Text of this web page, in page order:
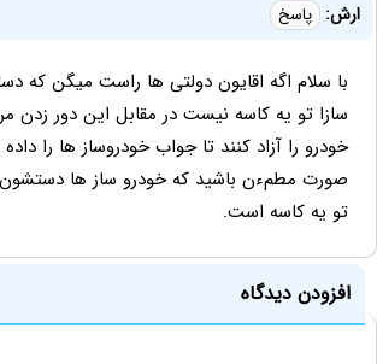
ارش: پاسخ
با سلام اگه اقایون دولتی ها راست میگن که
سازا تو یه کاسه نیست در مقابل این دور زدن
خودرو را آزاد کنند تا جواب خودروساز ها را
صورت مطمءن باشید که خودرو ساز ها
تو یه کاسه است.
افزودن دیدگاه